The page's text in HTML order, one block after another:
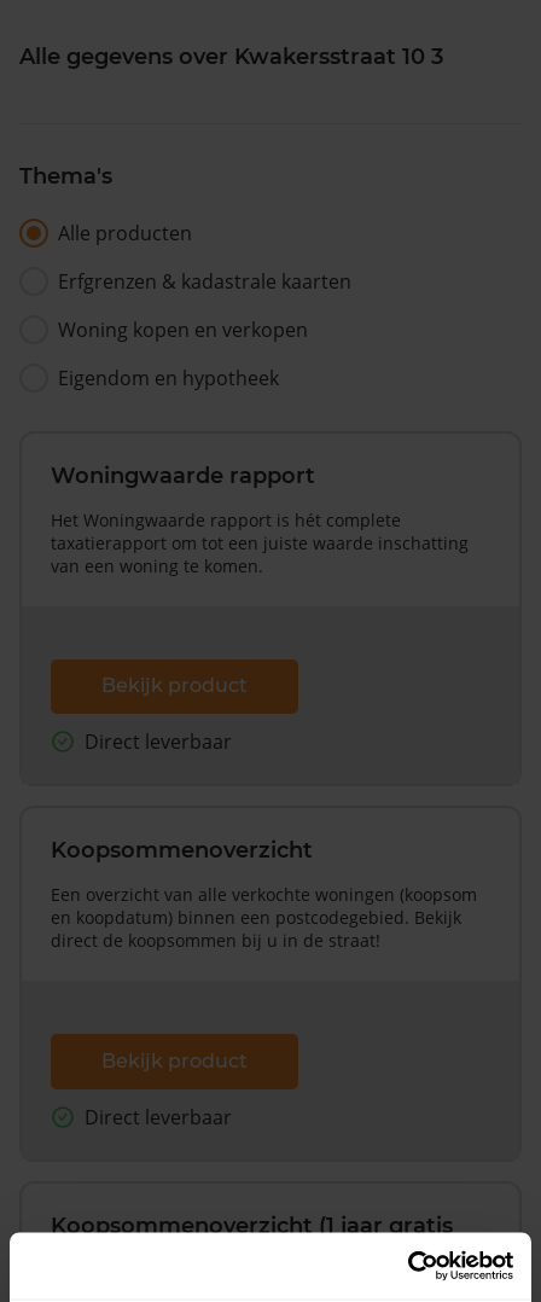
Alle gegevens over Kwakersstraat 10 3
Thema's
Alle producten
Erfgrenzen & kadastrale kaarten
Woning kopen en verkopen
Eigendom en hypotheek
Woningwaarde rapport
Het Woningwaarde rapport is hét complete
taxatierapport om tot een juiste waarde inschatting
van een woning te komen.
Bekijk product
Direct leverbaar
Koopsommenoverzicht
Een overzicht van alle verkochte woningen (koopsom
en koopdatum) binnen een postcodegebied. Bekijk
direct de koopsommen bij u in de straat!
Bekijk product
Direct leverbaar
Koopsommenoverzicht (1 jaar gratis